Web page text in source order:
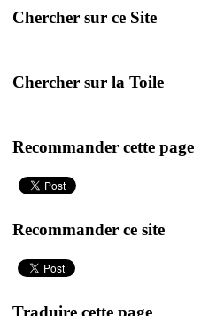
Chercher sur ce Site
Chercher sur la Toile
Recommander cette page
Recommander ce site
Traduire cette page